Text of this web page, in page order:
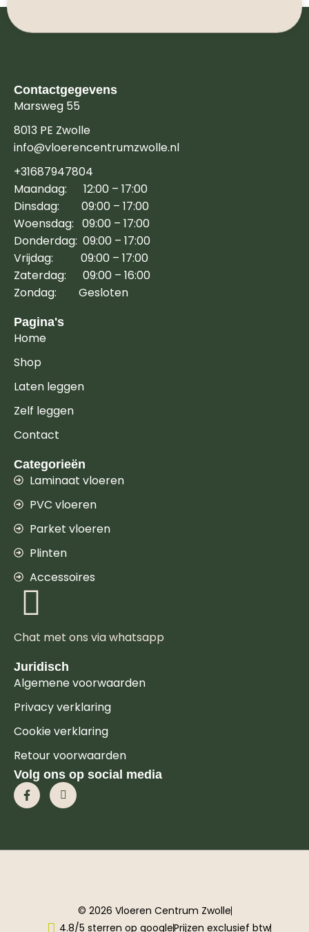
Contactgegevens
Marsweg 55
8013 PE Zwolle
info@vloerencentrumzwolle.nl
+31687947804
Maandag: 12:00 – 17:00
Dinsdag: 09:00 – 17:00
Woensdag: 09:00 – 17:00
Donderdag: 09:00 – 17:00
Vrijdag: 09:00 – 17:00
Zaterdag: 09:00 – 16:00
Zondag: Gesloten
Pagina's
Home
Shop
Laten leggen
Zelf leggen
Contact
Categorieën
Laminaat vloeren
PVC vloeren
Parket vloeren
Plinten
Accessoires
Chat met ons via whatsapp
Juridisch
Algemene voorwaarden
Privacy verklaring
Cookie verklaring
Retour voorwaarden
Volg ons op social media
© 2026 Vloeren Centrum Zwolle
4.8/5 sterren op googlePrijzen exclusief btw